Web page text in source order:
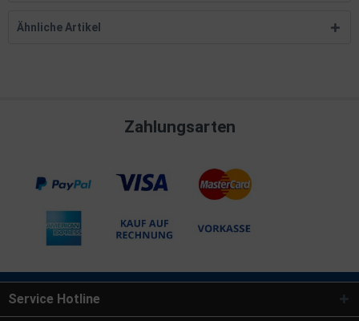
Ähnliche Artikel
Zahlungsarten
Service Hotline